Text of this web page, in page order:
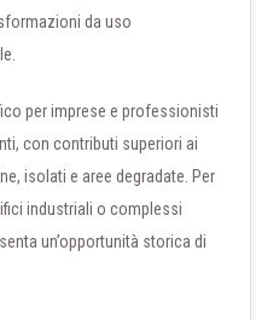
da uso
per imprese e professionisti
con contributi superiori ai
isolati e aree degradate. Per
industriali o complessi
un’opportunità storica di